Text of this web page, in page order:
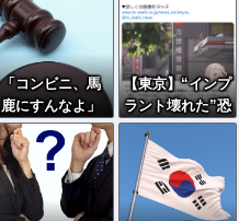
「コンビニ、馬
鹿にすんなよ」
→あのオーナー
夫婦、不起訴ｗ
ｗｗｗｗｗｗｗ
ｗ
【東京】“インプ
ラント壊れた”恐
喝か 実際は装着
なし 55歳男逮捕
「100件で4000
万円得た」